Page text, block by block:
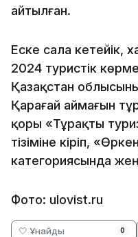
айтылған.
Еске сала кетейік,
2024 туристік
Қазақстан
Қарағай аймағын
қоры «Тұрақты
тізіміне кіріп,
категориясында
Фото: ulovist.ru
🤍 Ұнайды 0